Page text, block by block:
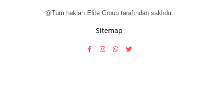
@Tüm hakları Elite Group tarafından saklıdır.
Sitemap